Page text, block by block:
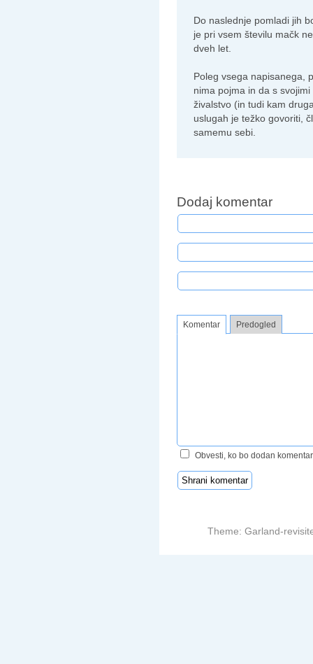
Do naslednje pomladi jih
je pri vsem številu mačk
dveh let.
Poleg vsega napisanega,
nima pojma in da s
živalstvo (in tudi kam
uslugah je težko govoriti,
samemu sebi.
Dodaj komentar
Komentar Predogled
Obvesti, ko bo dodan komentar
Theme: Garland-